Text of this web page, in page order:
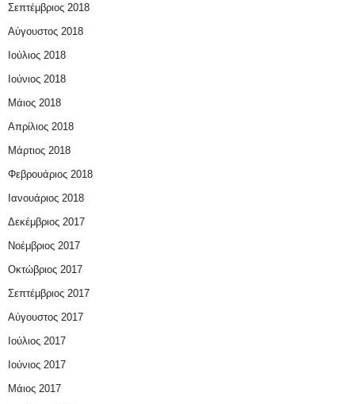
Σεπτέμβριος 2018
Αύγουστος 2018
Ιούλιος 2018
Ιούνιος 2018
Μάιος 2018
Απρίλιος 2018
Μάρτιος 2018
Φεβρουάριος 2018
Ιανουάριος 2018
Δεκέμβριος 2017
Νοέμβριος 2017
Οκτώβριος 2017
Σεπτέμβριος 2017
Αύγουστος 2017
Ιούλιος 2017
Ιούνιος 2017
Μάιος 2017